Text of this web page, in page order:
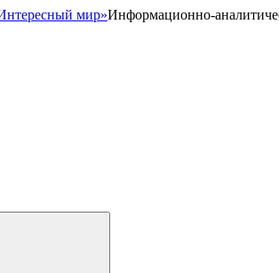
Информационно-